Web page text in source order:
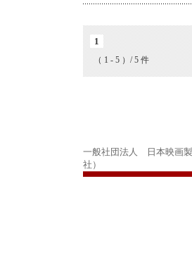
1
（ 1 - 5 ）/ 5 件
一般社団法人 日本映画
社）